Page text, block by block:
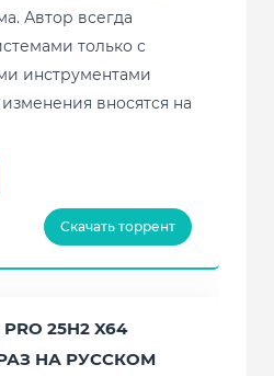
Автор всегда
только с
инструментами
изменения вносятся на
Скачать торрент
25H2 X64
НА РУССКОМ